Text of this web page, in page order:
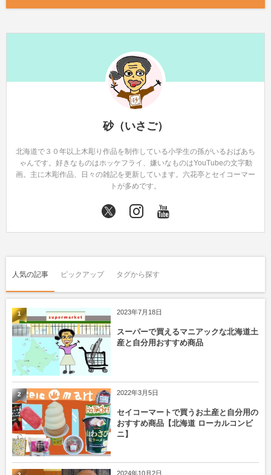
砂（いさご）
北海道で３０年以上木彫り作品を制作している小学生の孫がいるおばあち
ゃんです。好きなものはホッケフライ、嫌いなものはYouTubeの文字動
画。主に木彫作品、日々の雑記を更新しています。六花亭とセイコーマー
トが多めです。
人気の記事 ピックアップ タグから探す
2023年7月18日
スーパーで買えるマニアックな北海道土
産と自分用おすすめ商品
1
2022年3月5日
セイコーマートで買うお土産と自分用の
おすすめ商品【北海道 ローカルコンビ
ニ】
2
2024年10月2日